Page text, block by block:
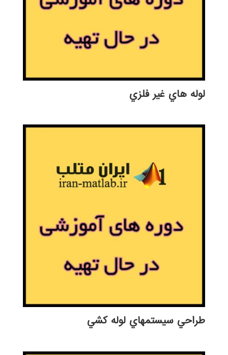
لوله هاي غير فلزي
طراحي سيستمهاي لوله كشي